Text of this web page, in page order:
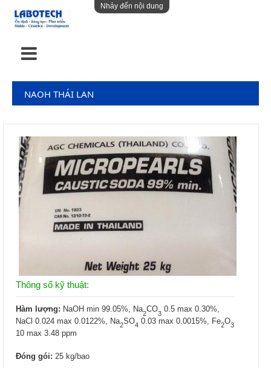
Nhảy đến nội dung
NAOH THÁI LAN
Thông số kỹ thuật:
Hàm lượng: NaOH min 99.05%, Na2CO3 0.5 max 0.30%,
NaCl 0.024 max 0.0122%, Na2SO4 0.03 max 0.0015%, Fe2O3
10 max 3.48 ppm
Đóng gói: 25 kg/bao